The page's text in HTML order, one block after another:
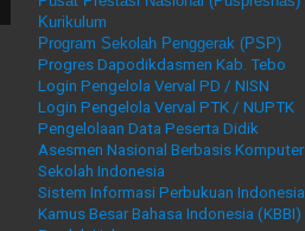
Kurikulum
Program Sekolah Penggerak (PSP)
Progres Dapodikdasmen Kab. Tebo
Login Pengelola Verval PD / NISN
Login Pengelola Verval PTK / NUPTK
Pengelolaan Data Peserta Didik
Asesmen Nasional Berbasis Komputer
Sekolah Indonesia
Sistem Informasi Perbukuan Indonesia
Kamus Besar Bahasa Indonesia (KBBI)